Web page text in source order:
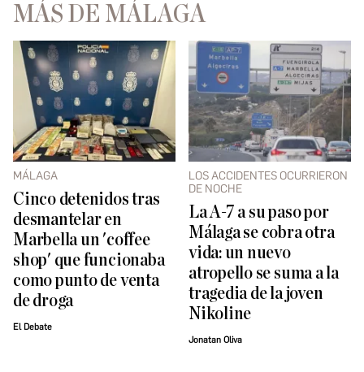
MÁS DE MÁLAGA
MÁLAGA
Cinco detenidos tras
desmantelar en
Marbella un 'coffee
shop' que funcionaba
como punto de venta
de droga
El Debate
LOS ACCIDENTES OCURRIERON
DE NOCHE
La A-7 a su paso por
Málaga se cobra otra
vida: un nuevo
atropello se suma a la
tragedia de la joven
Nikoline
Jonatan Oliva